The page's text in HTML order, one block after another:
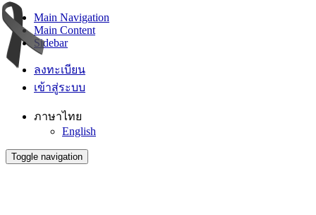
Main Navigation
Main Content
Sidebar
ลงทะเบียน
เข้าสู่ระบบ
ภาษาไทย
English
Toggle navigation